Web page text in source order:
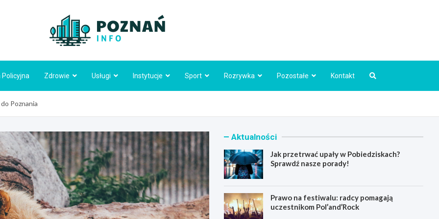
Policyjna Zdrowie Usługi Instytucje Sport Rozrywka Pozostałe Kontakt
Poznania
Aktualności
Jak przetrwać upały w Pobiedziskach?
Sprawdź nasze porady!
Prawo na festiwalu: radcy pomagają
uczestnikom Pol’and’Rock